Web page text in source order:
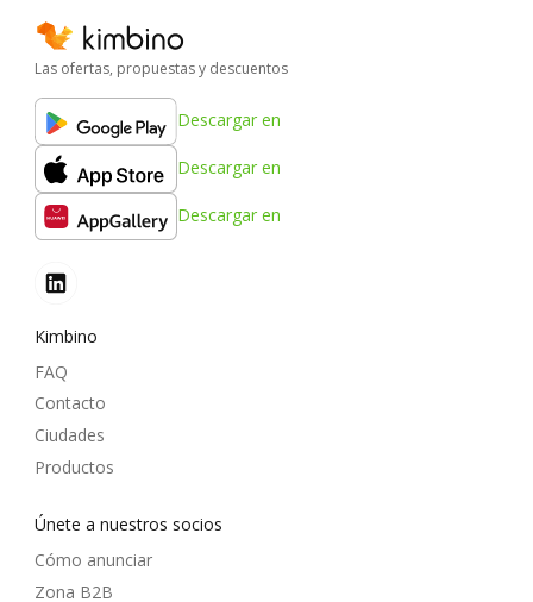
Las ofertas, propuestas y descuentos
Descargar en
Descargar en
Descargar en
Kimbino
FAQ
Contacto
Ciudades
Productos
Únete a nuestros socios
Cómo anunciar
Zona B2B